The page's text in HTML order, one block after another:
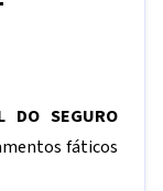
DO SEGURO
fáticos